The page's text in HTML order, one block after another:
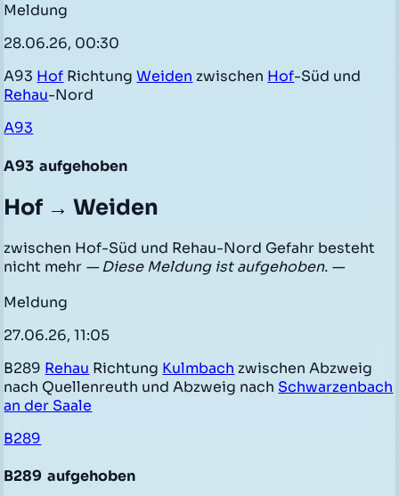
Meldung
28.06.26, 00:30
A93 Hof RichtungWeiden zwischen Hof-Süd und
Rehau-Nord
A93
A93 aufgehoben
Hof → Weiden
zwischen Hof-Süd und Rehau-Nord Gefahr besteht
nicht mehr — Diese Meldung ist aufgehoben. —
Meldung
27.06.26, 11:05
B289 Rehau Richtung Kulmbach zwischen Abzweig
nach Quellenreuth und Abzweig nach Schwarzenbach
an der Saale
B289
B289 aufgehoben